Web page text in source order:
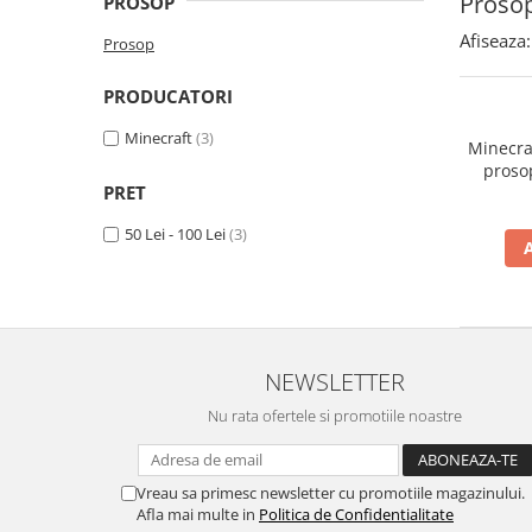
Prosop
PRODUCATORI
Minecraft(3)
PRET
50 Lei - 100 Lei(3)
Afiseaza:
NEWSLETTER
Nu rata ofertele si promotiile noastre
Vreau sa primesc newsletter cu promotiile magazinului.
Afla mai multe in Politica de Confidentialitate